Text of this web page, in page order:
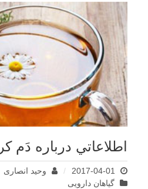
اطلاعاتي درباره دَم
2017-04-01 وحید انصاری
گیاهان دارویی